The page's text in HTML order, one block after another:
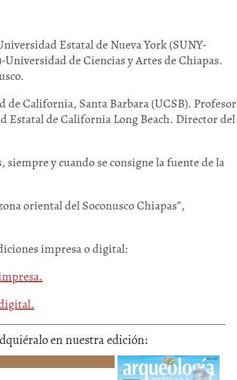
Estatal de Nueva York (SUNY-
de Ciencias y Artes de Chiapas.
California, Santa Barbara (UCSB). Profesor
Estatal de California Long Beach. Director del
y cuando se consigne la fuente de la
oriental del Soconusco Chiapas”,
impresa o digital:
en nuestra edición: